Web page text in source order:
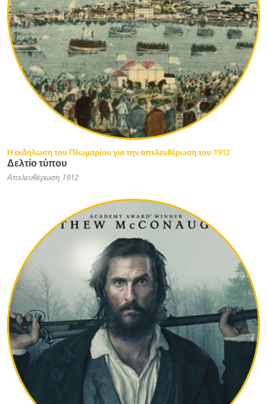
Η εκδήλωση του Πλωμαρίου για την απελευθέρωση του 1912
Δελτίο τύπου
Απελευθέρωση 1912